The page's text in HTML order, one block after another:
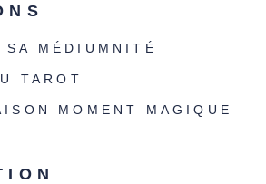
SA MÉDIUMNITÉ
TAROT
MOMENT MAGIQUE